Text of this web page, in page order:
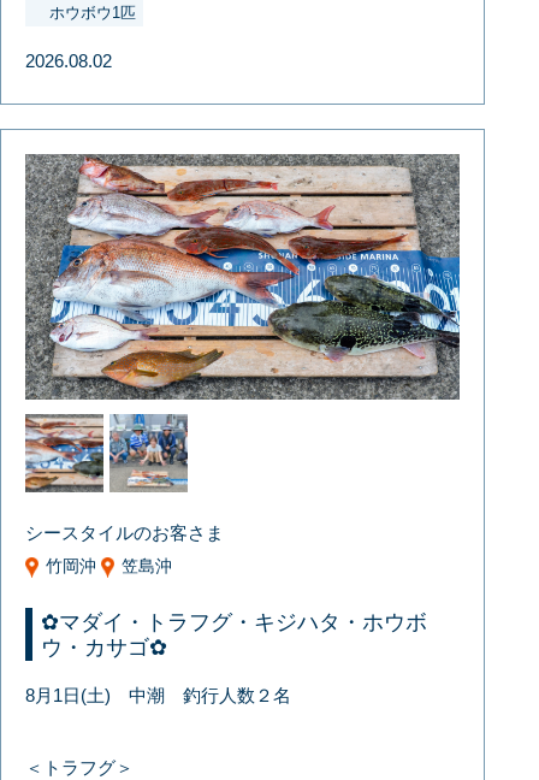
ホウボウ1匹
2026.08.02
シースタイルのお客さま
竹岡沖 笠島沖
✿マダイ・トラフグ・キジハタ・ホウボ
ウ・カサゴ✿
8月1日(土) 中潮 釣行人数２名
＜トラフグ＞